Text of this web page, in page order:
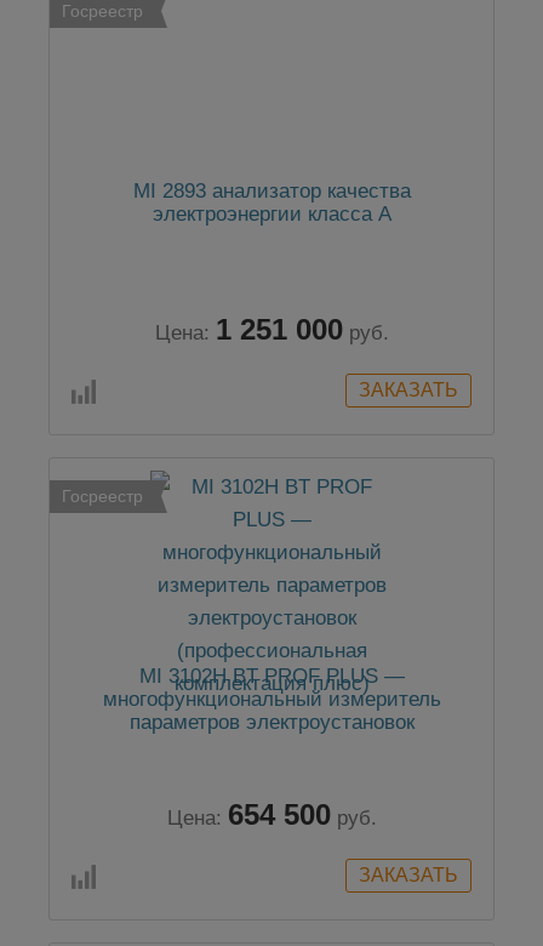
Госреестр
MI 2893 анализатор качества
электроэнергии класса А
Цена: 1 251 000 руб.
Госреестр
MI 3102H BT PROF PLUS —
многофункциональный измеритель
параметров электроустановок
Цена: 654 500 руб.